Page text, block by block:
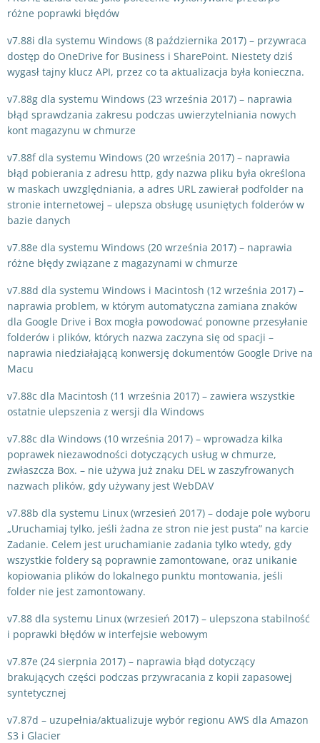
różne poprawki błędów
v7.88i dla systemu Windows (8 października 2017) – przywraca
dostęp do OneDrive for Business i SharePoint. Niestety dziś
wygasł tajny klucz API, przez co ta aktualizacja była konieczna.
v7.88g dla systemu Windows (23 września 2017) – naprawia
błąd sprawdzania zakresu podczas uwierzytelniania nowych
kont magazynu w chmurze
v7.88f dla systemu Windows (20 września 2017) – naprawia
błąd pobierania z adresu http, gdy nazwa pliku była określona
w maskach uwzględniania, a adres URL zawierał podfolder na
stronie internetowej – ulepsza obsługę usuniętych folderów w
bazie danych
v7.88e dla systemu Windows (20 września 2017) – naprawia
różne błędy związane z magazynami w chmurze
v7.88d dla systemu Windows i Macintosh (12 września 2017) –
naprawia problem, w którym automatyczna zamiana znaków
dla Google Drive i Box mogła powodować ponowne przesyłanie
folderów i plików, których nazwa zaczyna się od spacji –
naprawia niedziałającą konwersję dokumentów Google Drive na
Macu
v7.88c dla Macintosh (11 września 2017) – zawiera wszystkie
ostatnie ulepszenia z wersji dla Windows
v7.88c dla Windows (10 września 2017) – wprowadza kilka
poprawek niezawodności dotyczących usług w chmurze,
zwłaszcza Box. – nie używa już znaku DEL w zaszyfrowanych
nazwach plików, gdy używany jest WebDAV
v7.88b dla systemu Linux (wrzesień 2017) – dodaje pole wyboru
„Uruchamiaj tylko, jeśli żadna ze stron nie jest pusta” na karcie
Zadanie. Celem jest uruchamianie zadania tylko wtedy, gdy
wszystkie foldery są poprawnie zamontowane, oraz unikanie
kopiowania plików do lokalnego punktu montowania, jeśli
folder nie jest zamontowany.
v7.88 dla systemu Linux (wrzesień 2017) – ulepszona stabilność
i poprawki błędów w interfejsie webowym
v7.87e (24 sierpnia 2017) – naprawia błąd dotyczący
brakujących części podczas przywracania z kopii zapasowej
syntetycznej
v7.87d – uzupełnia/aktualizuje wybór regionu AWS dla Amazon
S3 i Glacier